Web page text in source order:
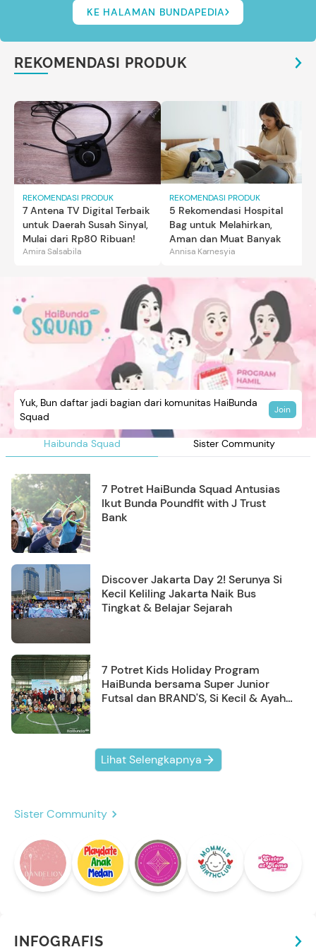
KE HALAMAN BUNDAPEDIA
REKOMENDASI PRODUK
REKOMENDASI PRODUK
7 Antena TV Digital Terbaik
untuk Daerah Susah Sinyal,
Mulai dari Rp80 Ribuan!
Amira Salsabila
REKOMENDASI PRODUK
5 Rekomendasi Hospital
Bag untuk Melahirkan,
Aman dan Muat Banyak
Annisa Karnesyia
Haibunda Squad Sister Community
Yuk, Bun daftar jadi bagian dari komunitas HaiBunda
Squad
Join
7 Potret HaiBunda Squad Antusias
Ikut Bunda Poundfit with J Trust
Bank
Discover Jakarta Day 2! Serunya Si
Kecil Keliling Jakarta Naik Bus
Tingkat & Belajar Sejarah
7 Potret Kids Holiday Program
HaiBunda bersama Super Junior
Futsal dan BRAND'S, Si Kecil & Ayah
Lihat Selengkapnya
Sister Community
INFOGRAFIS